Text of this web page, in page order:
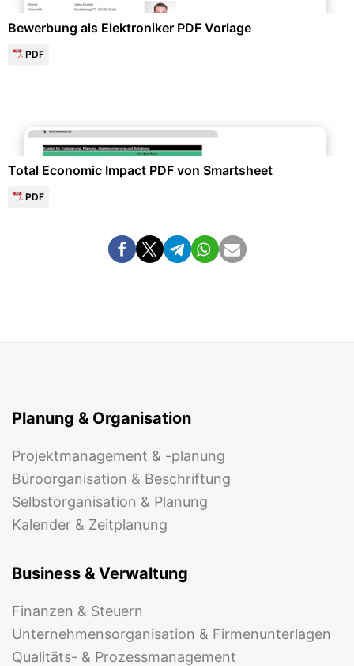
Bewerbung als Elektroniker PDF Vorlage
PDF
Total Economic Impact PDF von Smartsheet
PDF
Planung & Organisation
Projektmanagement & -planung
Büroorganisation & Beschriftung
Selbstorganisation & Planung
Kalender & Zeitplanung
Business & Verwaltung
Finanzen & Steuern
Unternehmensorganisation & Firmenunterlagen
Qualitäts- & Prozessmanagement